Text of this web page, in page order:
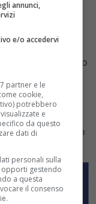
si
di nuovo molto
erano
al fratello di
medico.Da
della Zanatta,
se in seguito
annunci,
e/o accedervi
partner e le
cookie,
potrebbero
e
da questo
dati di
personali sulla
gestendo
a questa
il consenso